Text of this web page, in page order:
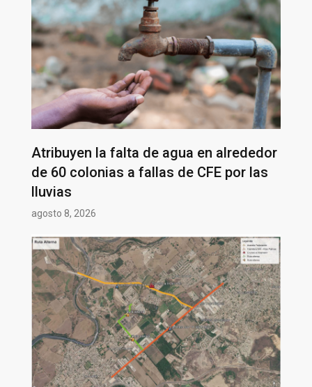
Atribuyen la falta de agua en alrededor
de 60 colonias a fallas de CFE por las
lluvias
agosto 8, 2026